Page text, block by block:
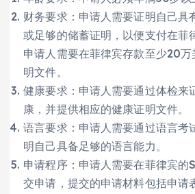
财务要求：申请人需要证明自己具
或足够的储蓄证明，以便支付在菲
申请人需要在菲律宾存款至少20
明文件。
健康要求：申请人需要通过体检来
康，并提供相应的健康证明文件。
语言要求：申请人需要通过语言考
明自己具备足够的语言能力。
申请程序：申请人需要在菲律宾的
交申请，提交的申请材料包括申请